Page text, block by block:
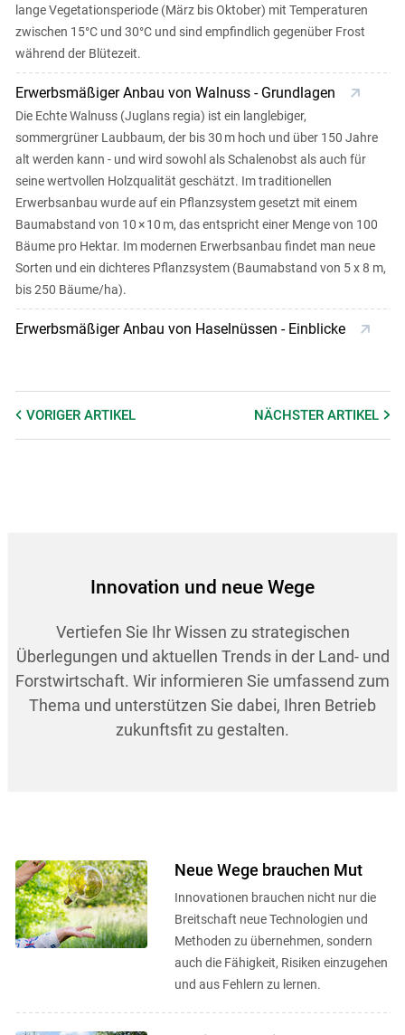
Skip to main content
lange Vegetationsperiode (März bis Oktober) mit Temperaturen
zwischen 15°C und 30°C und sind empfindlich gegenüber Frost
während der Blütezeit.
Erwerbsmäßiger Anbau von Walnuss - Grundlagen
Die Echte Walnuss (Juglans regia) ist ein langlebiger,
sommergrüner Laubbaum, der bis 30 m hoch und über 150 Jahre
alt werden kann - und wird sowohl als Schalenobst als auch für
seine wertvollen Holzqualität geschätzt. Im traditionellen
Erwerbsanbau wurde auf ein Pflanzsystem gesetzt mit einem
Baumabstand von 10 × 10 m, das entspricht einer Menge von 100
Bäume pro Hektar. Im modernen Erwerbsanbau findet man neue
Sorten und ein dichteres Pflanzsystem (Baumabstand von 5 x 8 m,
bis 250 Bäume/ha).
Erwerbsmäßiger Anbau von Haselnüssen - Einblicke
VORIGER ARTIKEL NÄCHSTERARTIKEL
Innovation und neue Wege
Vertiefen Sie Ihr Wissen zu strategischen
Überlegungen und aktuellen Trends in der Land- und
Forstwirtschaft. Wir informieren Sie umfassend zum
Thema und unterstützen Sie dabei, Ihren Betrieb
zukunftsfit zu gestalten.
Neue Wege brauchen Mut
Innovationen brauchen nicht nur die
Breitschaft neue Technologien und
Methoden zu übernehmen, sondern
auch die Fähigkeit, Risiken einzugehen
und aus Fehlern zu lernen.